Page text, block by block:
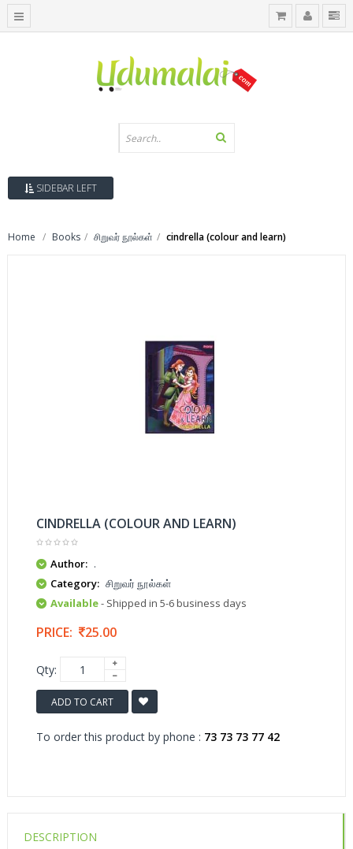
SIDEBAR LEFT
Home Books சிறுவர் நூல்கள் cindrella (colour and learn)
CINDRELLA (COLOUR AND LEARN)
Author: .
Category: சிறுவர் நூல்கள்
Available- Shipped in 5-6 business days
PRICE: 25.00
Qty:
ADD TO CART
To order this product by phone : 73 73 73 77 42
DESCRIPTION